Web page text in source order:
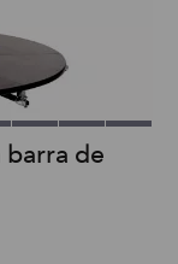
barra de